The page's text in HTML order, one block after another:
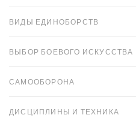
ВИДЫ ЕДИНОБОРСТВ
ВЫБОР БОЕВОГО ИСКУССТВА
САМООБОРОНА
ДИСЦИПЛИНЫ И ТЕХНИКА